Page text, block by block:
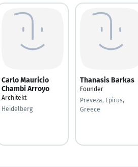
Carlo Mauricio
Chambi Arroyo
Architekt
Heidelberg
Thanasis Barkas
Founder
Preveza, Epirus,
Greece